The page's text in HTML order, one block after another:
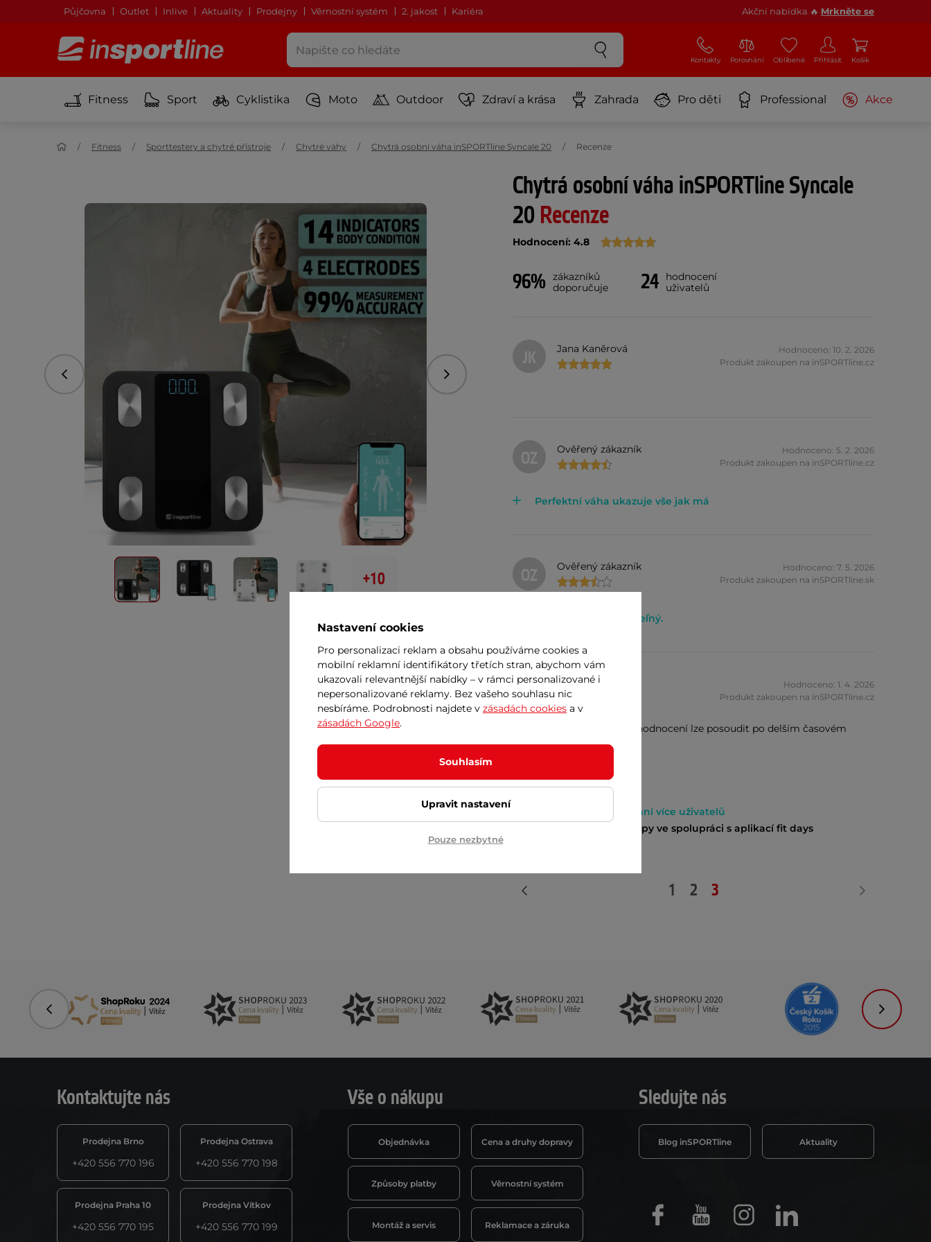
Půjčovna Outlet Inlive Aktuality Prodejny Věrnostní systém 2. jakost Kariéra Akční nabídka 🔥 Mrkněte se
Kontakty Porovnání Oblíbené Přihlásit Košík
Fitness Sport Cyklistika Moto Outdoor Zdraví a krása Zahrada Pro děti Professional Akce
Fitness Sporttestery a chytré přístroje Chytré váhy Chytrá osobní váha inSPORTline Syncale 20 Recenze
Předchozí Následující
+10
Chytrá osobní váha inSPORTline Syncale
20 Recenze
Hodnocení: 4.8
96% zákazníků
doporučuje
24
hodnocení
uživatelů
JK Jana Kaněrová
Hodnoceno: 10. 2. 2026
Produkt zakoupen na inSPORTline.cz
OZ Ověřený zákazník
Hodnoceno: 5. 2. 2026
Produkt zakoupen na inSPORTline.cz
Perfektní váha ukazuje vše jak má
OZ Ověřený zákazník
Hodnoceno: 7. 5. 2026
Produkt zakoupen na inSPORTline.sk
Displej je dobre viditeľný.
OZ Ověřený zákazník
Hodnoceno: 1. 4. 2026
Produkt zakoupen na inSPORTline.cz
Velmi příznivá cena, další hodnocení lze posoudit po delším časovém
úseku používání.
příznivá cena
lze zařadit do sledování více uživatelů
trochu nejasné výstupy ve spolupráci s aplikací fit days
1 2 3
Předchozí
Kontaktujte nás
Prodejna Brno
+420 556 770 196
Prodejna Ostrava
+420 556 770 198
Prodejna Praha 10
+420 556 770 195
Prodejna Vítkov
+420 556 770 199
Vše o nákupu
Objednávka Cena a druhy dopravy
Způsoby platby Věrnostní systém
Montáž a servis Reklamace a záruka
Sledujte nás
Blog inSPORTline Aktuality
FacebookYoutube InstagramLinkedIn
Nastavení cookies
Pro personalizaci reklam a obsahu používáme cookies a
mobilní reklamní identifikátory třetích stran, abychom vám
ukazovali relevantnější nabídky – v rámci personalizované i
nepersonalizované reklamy. Bez vašeho souhlasu nic
nesbíráme. Podrobnosti najdete v zásadách cookies a v
zásadách Google.
Souhlasím
Upravit nastavení
Pouze nezbytné